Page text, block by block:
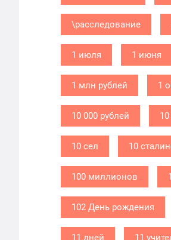
\расследование
1 июля 1 июня
1 млн рублей 1
10 000 рублей
10 сел 10
100 миллионов
102 День рождения
11 дней 11